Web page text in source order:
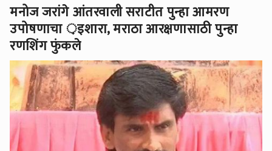
मनोज जरांगे आंतरवाली सराटीत पुन्हा आमरण
उपोषणाचा ़इशारा, मराठा आरक्षणासाठी पुन्हा
रणशिंग फुंकले